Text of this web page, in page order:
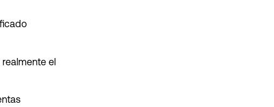
el